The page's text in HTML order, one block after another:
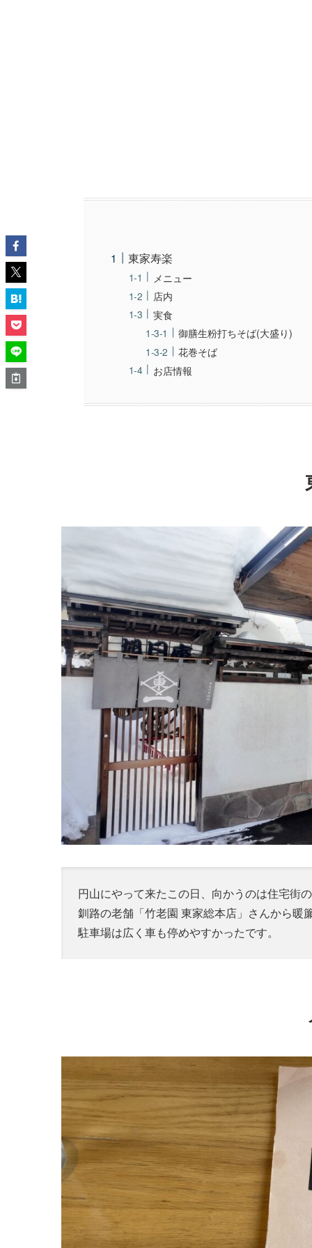
東家寿楽
メニュー
店内
実食
御膳生粉打ちそば(大盛り)
花巻そば
お店情報
円山にやって来たこの日、向かうのは住宅街
釧路の老舗「竹老園 東家総本店」さんから暖
駐車場は広く車も停めやすかったです。